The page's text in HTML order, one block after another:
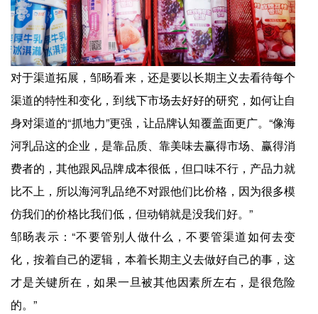
对于渠道拓展，邹旸看来，还是要以长期主义去看待每个
渠道的特性和变化，到线下市场去好好的研究，如何让自
身对渠道的“抓地力”更强，让品牌认知覆盖面更广。“像海
河乳品这的企业，是靠品质、靠美味去赢得市场、赢得消
费者的，其他跟风品牌成本很低，但口味不行，产品力就
比不上，所以海河乳品绝不对跟他们比价格，因为很多模
仿我们的价格比我们低，但动销就是没我们好。”
邹旸表示：“不要管别人做什么，不要管渠道如何去变
化，按着自己的逻辑，本着长期主义去做好自己的事，这
才是关键所在，如果一旦被其他因素所左右，是很危险
的。”